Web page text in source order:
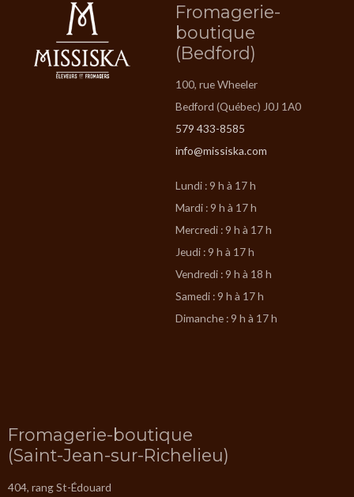
Fromagerie-
boutique
(Bedford)
100, rue Wheeler
Bedford (Québec) J0J 1A0
579 433-8585
info@missiska.com
Lundi : 9 h à 17 h
Mardi : 9 h à 17 h
Mercredi : 9 h à 17 h
Jeudi : 9 h à 17 h
Vendredi : 9 h à 18 h
Samedi : 9 h à 17 h
Dimanche : 9 h à 17 h
Fromagerie-boutique
(Saint-Jean-sur-Richelieu)
404, rang St-Édouard